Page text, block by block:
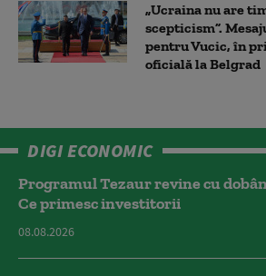
„Ucraina nu are
scepticism”.
pentru Vucic, în
oficială la Belgrad
DIGI ECONOMIC
Programul Tezaur revine cu
Ce primesc investitorii
08.08.2026